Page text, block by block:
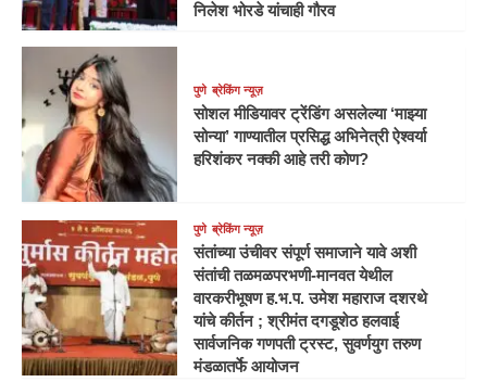
निलेश भोरडे यांचाही गौरव
पुणे ब्रेकिंग न्यूज़
सोशल मीडियावर ट्रेंडिंग असलेल्या ‘माझ्या
सोन्या’ गाण्यातील प्रसिद्ध अभिनेत्री ऐश्वर्या
हरिशंकर नक्की आहे तरी कोण?
पुणे ब्रेकिंग न्यूज़
संतांच्या उंचीवर संपूर्ण समाजाने यावे अशी
संतांची तळमळपरभणी-मानवत येथील
वारकरीभूषण ह.भ.प. उमेश महाराज दशरथे
यांचे कीर्तन ; श्रीमंत दगडूशेठ हलवाई
सार्वजनिक गणपती ट्रस्ट, सुवर्णयुग तरुण
मंडळातर्फे आयोजन